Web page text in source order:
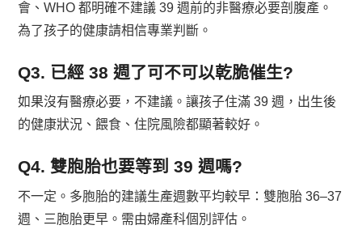
會、WHO 都明確不建議 39 週前的非醫療必要剖腹產。
為了孩子的健康請相信專業判斷。
Q3. 已經 38 週了可不可以乾脆催生?
如果沒有醫療必要，不建議。讓孩子住滿 39 週，出生後
的健康狀況、餵食、住院風險都顯著較好。
Q4. 雙胞胎也要等到 39 週嗎?
不一定。多胞胎的建議生產週數平均較早：雙胞胎 36–37
週、三胞胎更早。需由婦產科個別評估。